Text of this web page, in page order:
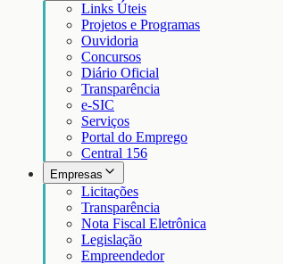
Links Úteis
Projetos e Programas
Ouvidoria
Concursos
Diário Oficial
Transparência
e-SIC
Serviços
Portal do Emprego
Central 156
Empresas
Licitações
Transparência
Nota Fiscal Eletrônica
Legislação
Empreendedor